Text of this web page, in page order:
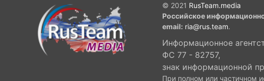
© 2021 RusTeam.media
Российское
email: ria@rus.team.
Информационное
ФС 77 - 82757,
знак информационной
При полном или частичном